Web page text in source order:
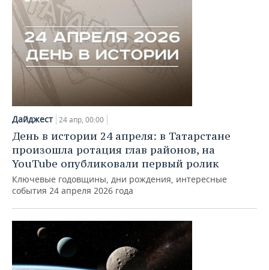
Дайджест 24 апр, 00:00
День в истории 24 апреля: в Татарстане
произошла ротация глав районов, на
YouTube опубликовали первый ролик
Ключевые годовщины, дни рождения, интересные
события 24 апреля 2026 года